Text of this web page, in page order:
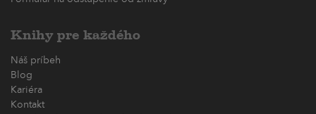
Knihy pre každého
Náš príbeh
Blog
Kariéra
Kontakt